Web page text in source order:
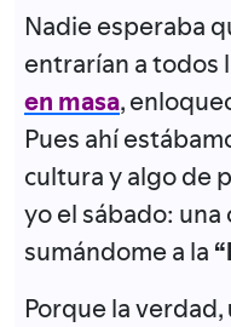
Nadie esperaba
entrarían a todos
en masa,
Pues ahí
cultura y algo de
yo el sábado:
sumándome a la
Porque la verdad,